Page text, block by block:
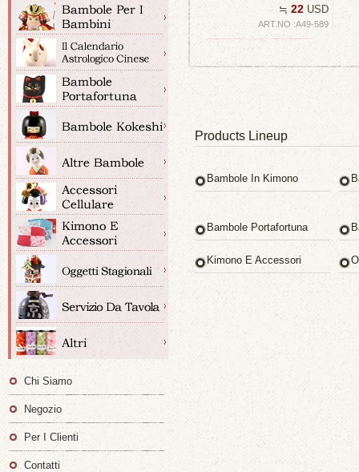
≒ 22 USD
ART.NO :A49-589
Products Lineup
Bambole In Kimono
Bambole Portafortuna
Kimono E Accessori
Chi Siamo
Negozio
Per I Clienti
Contatti